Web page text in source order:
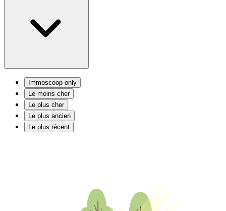
Immoscoop only
Le moins cher
Le plus cher
Le plus ancien
Le plus récent